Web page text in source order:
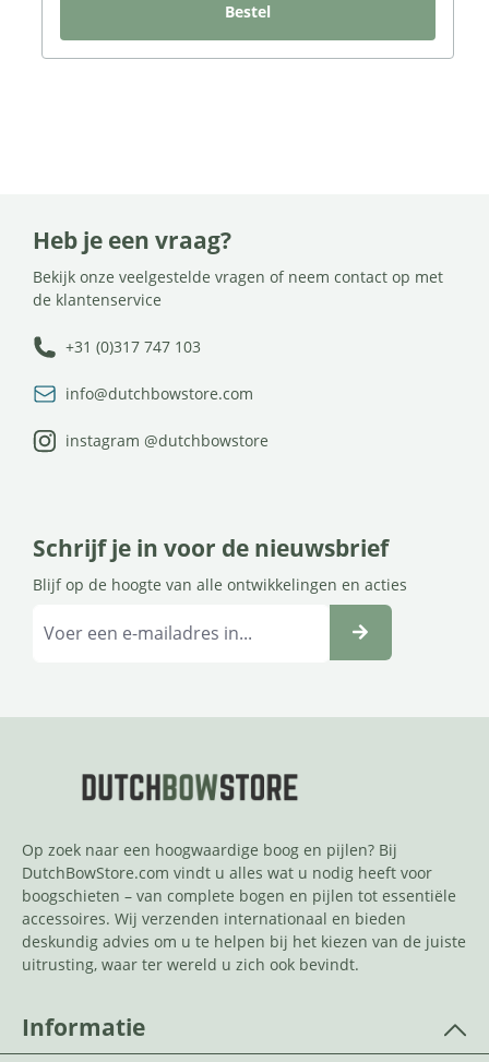
Bestel
Heb je een vraag?
Bekijk onze veelgestelde vragen of neem contact op met
de klantenservice
+31 (0)317 747 103
info@dutchbowstore.com
instagram @dutchbowstore
Schrijf je in voor de nieuwsbrief
Blijf op de hoogte van alle ontwikkelingen en acties
Op zoek naar een hoogwaardige boog en pijlen? Bij
DutchBowStore.com vindt u alles wat u nodig heeft voor
boogschieten – van complete bogen en pijlen tot essentiële
accessoires. Wij verzenden internationaal en bieden
deskundig advies om u te helpen bij het kiezen van de juiste
uitrusting, waar ter wereld u zich ook bevindt.
Informatie